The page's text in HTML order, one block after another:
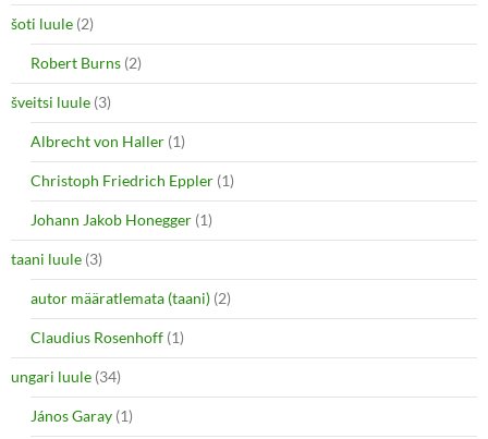
šoti luule (2)
Robert Burns (2)
šveitsi luule (3)
Albrecht von Haller (1)
Christoph Friedrich Eppler (1)
Johann Jakob Honegger (1)
taani luule (3)
autor määratlemata (taani) (2)
Claudius Rosenhoff (1)
ungari luule (34)
János Garay (1)